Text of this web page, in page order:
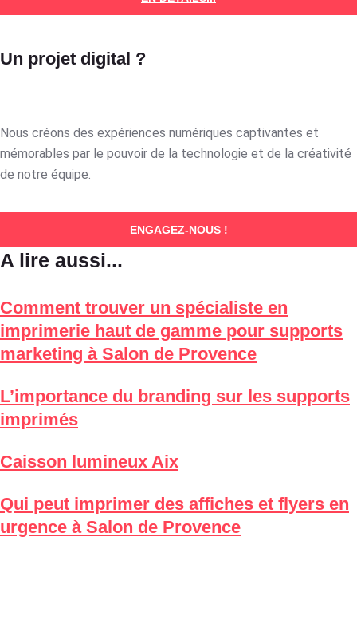
Un projet digital ?
Nous créons des expériences numériques captivantes et
mémorables par le pouvoir de la technologie et de la créativité
de notre équipe.
ENGAGEZ-NOUS !
A lire aussi...
Comment trouver un spécialiste en
imprimerie haut de gamme pour supports
marketing à Salon de Provence
L’importance du branding sur les supports
imprimés
Caisson lumineux Aix
Qui peut imprimer des affiches et flyers en
urgence à Salon de Provence